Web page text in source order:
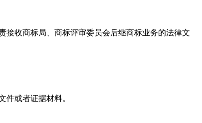
接收商标局、商标评审委员会后继商标业务的法律文
或者证据材料。